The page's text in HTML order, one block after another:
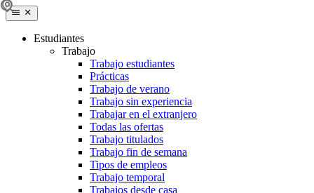
Estudiantes
Trabajo
Trabajo estudiantes
Prácticas
Trabajo de verano
Trabajo sin experiencia
Trabajar en el extranjero
Todas las ofertas
Trabajo titulados
Trabajo fin de semana
Tipos de empleos
Trabajo temporal
Trabajos desde casa